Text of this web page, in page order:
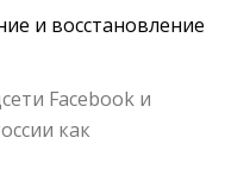
и восстановление
Facebook и
как